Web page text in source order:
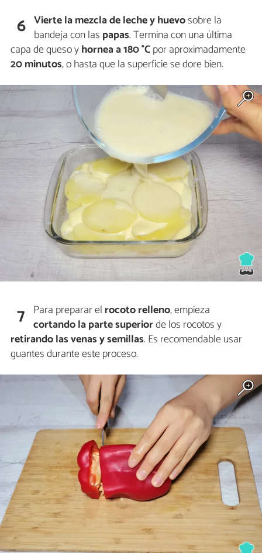
6 Viertela mezcla de leche y huevosobre la
bandeja con las papas. Termina con una última
capa de queso yhornea a 180 °Cpor aproximadamente
20 minutos, o hasta que la superficie se dore bien.
7 Para preparar el rocoto relleno, empieza
cortando la parte superiorde los rocotos y
retirando las venas y semillas. Es recomendable usar
guantes durante este proceso.